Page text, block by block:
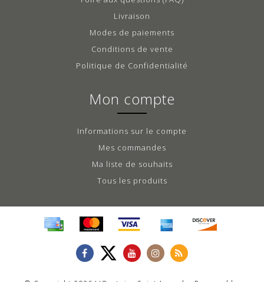
Livraison
Modes de paiements
Conditions de vente
Politique de Confidentialité
Mon compte
Informations sur le compte
Mes commandes
Ma liste de souhaits
Tous les produits